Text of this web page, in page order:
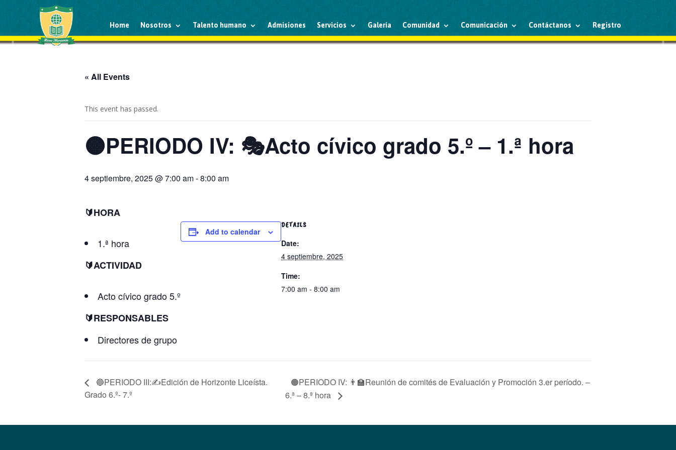
Home Nosotros Talento humano Admisiones Servicios Galería Comunidad Comunicación Contáctanos Registro
« All Events
This event has passed.
🟠PERIODO IV: 🎭Acto cívico grado 5.º – 1.ª hora
4 septiembre, 2025 @ 7:00 am-8:00 am
🔰HORA
1.ª hora
🔰ACTIVIDAD
Acto cívico grado 5.º
🔰RESPONSABLES
Directores de grupo
Add to calendar
DETAILS
Date:
4 septiembre, 2025
Time:
7:00 am - 8:00 am
🔵PERIODO III:✍Edición de Horizonte Liceísta.
Grado 6.º- 7.º
🟠PERIODO IV: 👨‍🏫Reunión de comités de Evaluación y Promoción 3.er período. –
6.ª – 8.ª hora